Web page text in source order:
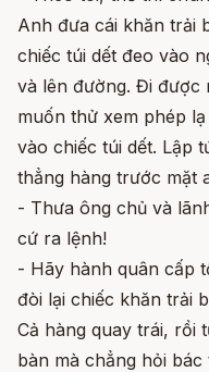
Anh đưa cái khăn trải
chiếc túi dết đeo vào
và lên đường. Đi được
muốn thử xem phép
vào chiếc túi dết. Lập
thẳng hàng trước mặt
- Thưa ông chủ và
cứ ra lệnh!
- Hãy hành quân cấp
đòi lại chiếc khăn trải
Cả hàng quay trái, rồi
bàn mà chẳng hỏi